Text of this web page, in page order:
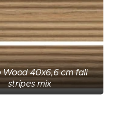
Wood 40x6,6 cm fali
stripes mix